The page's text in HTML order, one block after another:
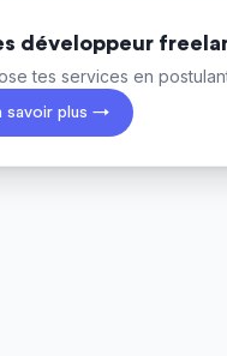
développeur
tes services en
savoir plus →